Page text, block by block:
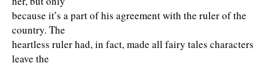
because it’s a part of his agreement with the ruler of the
country. The
heartless ruler had, in fact, made all fairy tales characters
leave the